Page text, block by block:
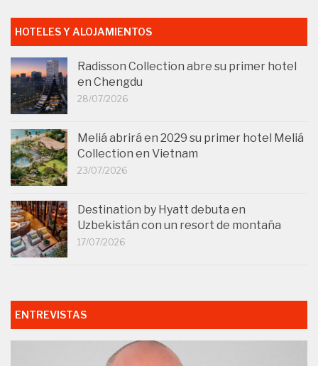
HOTELES Y ALOJAMIENTOS
Radisson Collection abre su primer hotel
en Chengdu
28/07/2026
Meliá abrirá en 2029 su primer hotel Meliá
Collection en Vietnam
23/07/2026
Destination by Hyatt debuta en
Uzbekistán con un resort de montaña
17/07/2026
ENTREVISTAS